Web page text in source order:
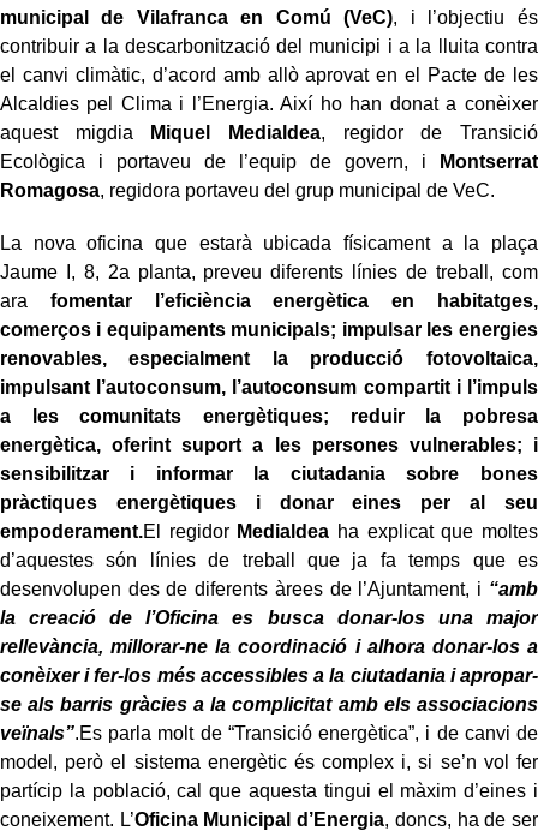
municipal de Vilafranca en Comú (VeC), i l’objectiu és
contribuir a la descarbonització del municipi i a la lluita contra
el canvi climàtic, d’acord amb allò aprovat en el Pacte de les
Alcaldies pel Clima i l’Energia. Així ho han donat a conèixer
aquest migdia
Miquel Medialdea, regidor de Transició
Ecològica i portaveu de l’equip de govern, i
Montserrat
Romagosa, regidora portaveu del grup municipal de VeC.
La nova oficina que estarà ubicada físicament a la plaça
Jaume I, 8, 2a planta, preveu diferents línies de treball, com
ara fomentar l’eficiència energètica en habitatges,
comerços i equipaments municipals; impulsar les energies
renovables, especialment la producció fotovoltaica,
impulsant l’autoconsum, l’autoconsum compartit i l’impuls
a les comunitats energètiques; reduir la pobresa
energètica, oferint suport a les persones vulnerables; i
sensibilitzar i informar la ciutadania sobre bones
pràctiques energètiques i donar eines per al seu
empoderament.El regidor Medialdea ha explicat que moltes
d’aquestes són línies de treball que ja fa temps que es
desenvolupen des de diferents àrees de l’Ajuntament, i “amb
la creació de l’Oficina es busca donar-los una major
rellevància, millorar-ne la coordinació i alhora donar-los a
conèixer i fer-los més accessibles a la ciutadania i apropar-
se als barris gràcies a la complicitat amb els associacions
veïnals”.Es parla molt de “Transició energètica”, i de canvi de
model, però el sistema energètic és complex i, si se’n vol fer
partícip la població, cal que aquesta tingui el màxim d’eines i
coneixement. L’Oficina Municipal d’Energia, doncs, ha de ser